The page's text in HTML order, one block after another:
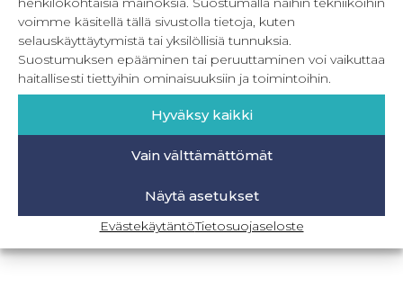
voimme käsitellä tällä sivustolla tietoja, kuten
selauskäyttäytymistä tai yksilöllisiä tunnuksia.
Suostumuksen epääminen tai peruuttaminen voi vaikuttaa
haitallisesti tiettyihin ominaisuuksiin ja toimintoihin.
Hyväksy kaikki
Vain välttämättömät
Näytä asetukset
EvästekäytäntöTietosuojaseloste
Metrivetoketjun lukon pujottaminen
Onnistu joustavien vaatteiden ompelussa
Laakasauman ompelu saumurilla
Jujunan ompelubingo heinä-joulukuulle